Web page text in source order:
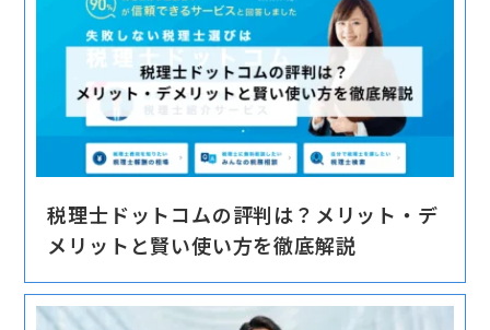
税理士ドットコムの評判は？メリット・デ
メリットと賢い使い方を徹底解説